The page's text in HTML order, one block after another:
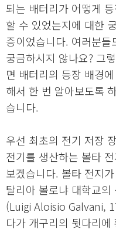
되는 배터리가 어떻게
할 수 있었는지에 대한
증이었습니다. 여러분들
궁금하시지 않나요? 그
면 배터리의 등장 배경
해서 한 번 알아보도록
습니다.
우선 최초의 전기 저장
전기를 생산하는 볼타
보겠습니다. 볼타 전지
탈리아 볼로냐 대학교
(Luigi Aloisio Galvani,
다가 개구리의 뒷다리